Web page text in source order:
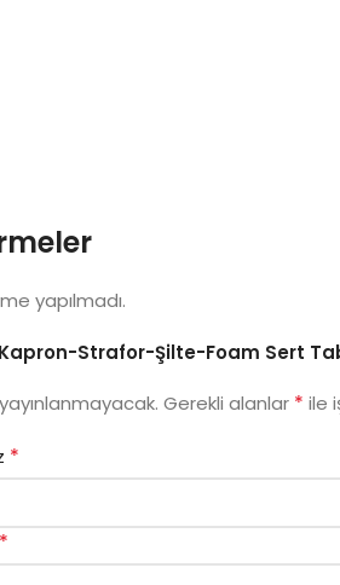
yapılmadı.
Kapron-Strafor-Şilte-Foam Sert
Gerekli alanlar * ile
*
*